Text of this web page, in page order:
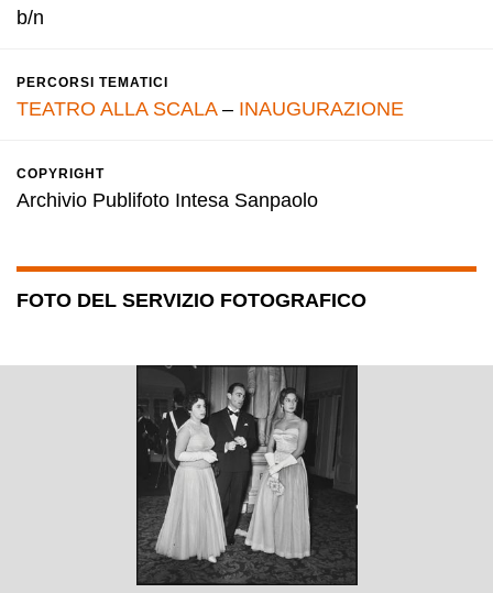
b/n
PERCORSI TEMATICI
TEATRO ALLA SCALA– INAUGURAZIONE
COPYRIGHT
Archivio Publifoto Intesa Sanpaolo
FOTO DEL SERVIZIO FOTOGRAFICO